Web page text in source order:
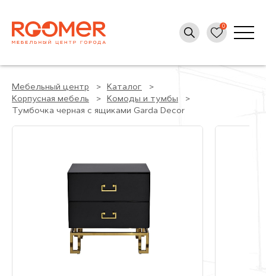
Мебельный центр
Каталог
Корпусная мебель
Комоды и тумбы
Тумбочка черная с ящиками Garda Decor